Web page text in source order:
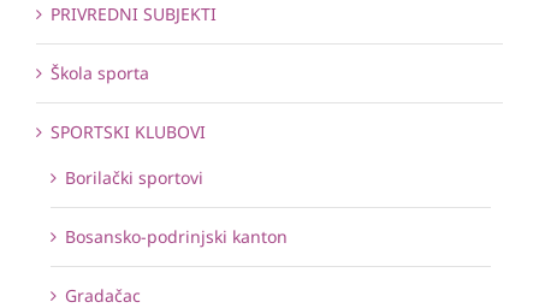
PRIVREDNI SUBJEKTI
Škola sporta
SPORTSKI KLUBOVI
Borilački sportovi
Bosansko-podrinjski kanton
Gradačac